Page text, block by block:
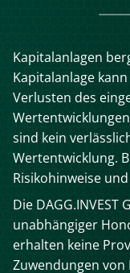
Kapitalanlagen
Kapitalanlage
Verlusten des
sind kein
Wertentwicklung.
Risikohinweise
Die DAGG.INVEST
unabhängiger
erhalten keine
Zuwendungen